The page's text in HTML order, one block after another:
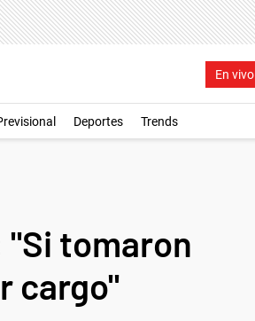
En vivo
Deportes Trends
tomaron
cargo"